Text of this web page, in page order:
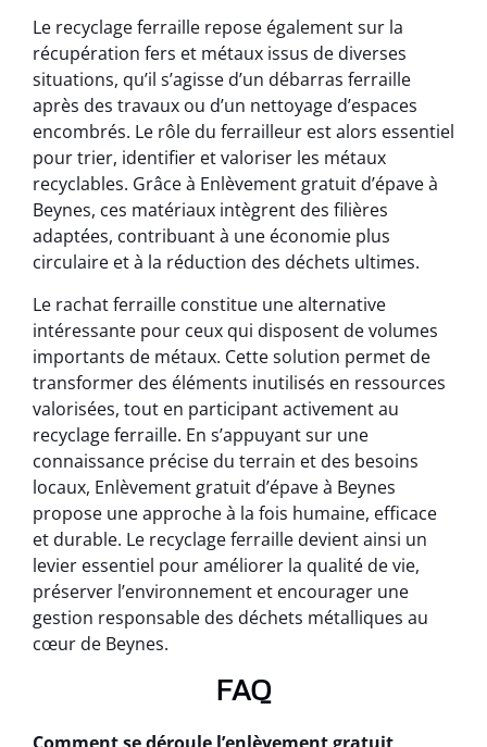
Le recyclage ferraille repose également sur la
récupération fers et métaux issus de diverses
situations, qu’il s’agisse d’un débarras ferraille
après des travaux ou d’un nettoyage d’espaces
encombrés. Le rôle du ferrailleur est alors essentiel
pour trier, identifier et valoriser les métaux
recyclables. Grâce à Enlèvement gratuit d’épave à
Beynes, ces matériaux intègrent des filières
adaptées, contribuant à une économie plus
circulaire et à la réduction des déchets ultimes.
Le rachat ferraille constitue une alternative
intéressante pour ceux qui disposent de volumes
importants de métaux. Cette solution permet de
transformer des éléments inutilisés en ressources
valorisées, tout en participant activement au
recyclage ferraille. En s’appuyant sur une
connaissance précise du terrain et des besoins
locaux, Enlèvement gratuit d’épave à Beynes
propose une approche à la fois humaine, efficace
et durable. Le recyclage ferraille devient ainsi un
levier essentiel pour améliorer la qualité de vie,
préserver l’environnement et encourager une
gestion responsable des déchets métalliques au
cœur de Beynes.
FAQ